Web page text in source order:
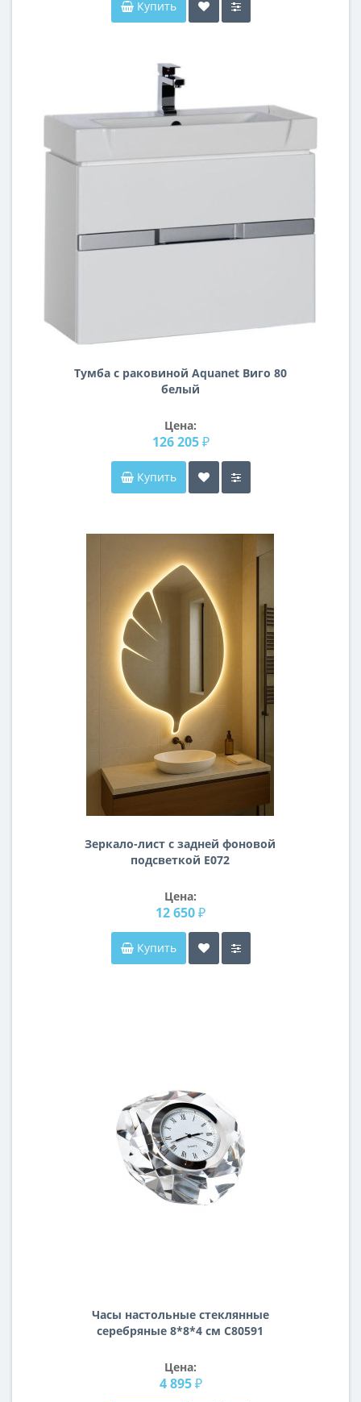
Купить
Тумба с раковиной Aquanet Виго 80
белый
Цена:
126 205 ₽
Купить
Зеркало-лист с задней фоновой
подсветкой E072
Цена:
12 650 ₽
Купить
Часы настольные стеклянные
серебряные 8*8*4 см C80591
Цена:
4 895 ₽